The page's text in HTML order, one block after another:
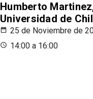
Humberto
Universidad de
25 de Noviembre de
14:00 a 16:00